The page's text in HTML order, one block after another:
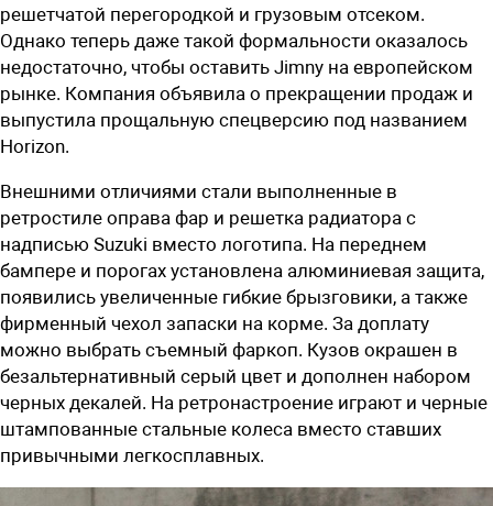
решетчатой перегородкой и грузовым отсеком.
Однако теперь даже такой формальности оказалось
недостаточно, чтобы оставить Jimny на европейском
рынке. Компания объявила о прекращении продаж и
выпустила прощальную спецверсию под названием
Horizon.
Внешними отличиями стали выполненные в
ретростиле оправа фар и решетка радиатора с
надписью Suzuki вместо логотипа. На переднем
бампере и порогах установлена алюминиевая защита,
появились увеличенные гибкие брызговики, а также
фирменный чехол запаски на корме. За доплату
можно выбрать съемный фаркоп. Кузов окрашен в
безальтернативный серый цвет и дополнен набором
черных декалей. На ретронастроение играют и черные
штампованные стальные колеса вместо ставших
привычными легкосплавных.